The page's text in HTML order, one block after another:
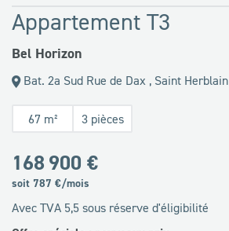
Appartement T3
Bel Horizon
Bat. 2a Sud Rue de Dax , Saint Herblain
67 m² 3 pièces
168 900 €
soit 787 €/mois
Avec TVA 5,5 sous réserve d'éligibilité